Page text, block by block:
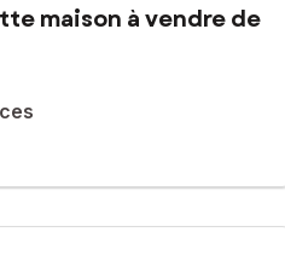
maison à vendre de
de Valette (15400),
idéal pour profiter de la